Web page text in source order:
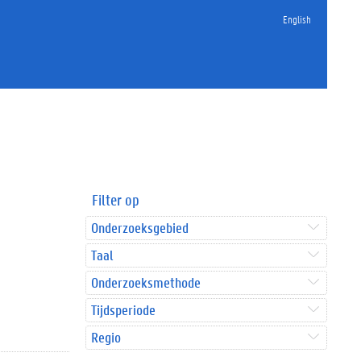
English
Filter op
Onderzoeksgebied
Taal
Onderzoeksmethode
Tijdsperiode
Regio